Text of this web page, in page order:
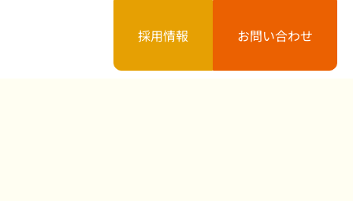
採用情報 お問い合わせ